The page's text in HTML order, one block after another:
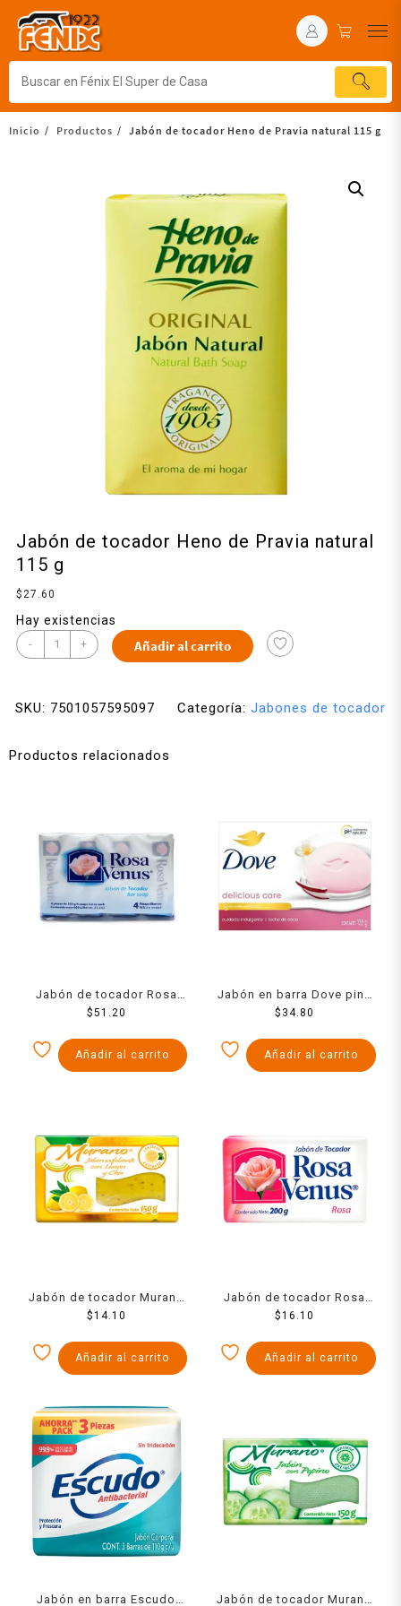
Inicio Productos Jabón de tocador Heno de Pravia natural 115 g
Jabón de tocador Heno de Pravia natural
115 g
$27.60
Hay existencias
- + Añadir al carrito
SKU: 7501057595097 Categoría: Jabones de tocador
Productos relacionados
Jabón de tocador Rosa
Venus blanco 4 pack de
$51.20
Añadir al carrito
Jabón en barra Dove pink
135 g
$ 34.80
Añadir al carrito
Jabón de tocador Murano
limón y chía 150 g
$14.10
Añadir al carrito
Jabón de tocador Rosa
Venus rosa 200 g
$16.10
Añadir al carrito
Jabón en barra Escudo
Jabón de tocador Murano